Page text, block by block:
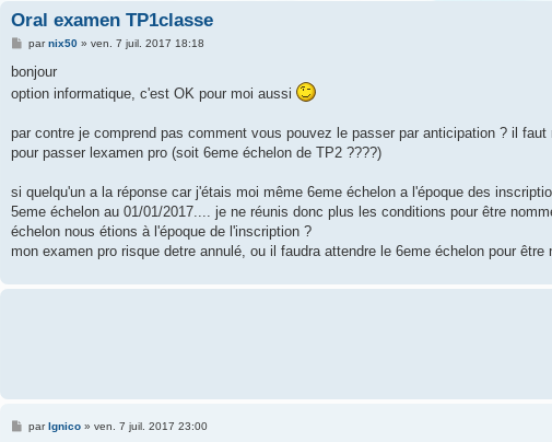
Oral examen TP1classe
M
s
a
parnix50» ven. 7 juil. 2017 18:18
bonjour
option informatique, c'est OK pour moi aussi
par contre je comprend pas comment vous pouvez le passer par anticipation ? il
pour passer lexamen pro (soit 6eme échelon de TP2 ????)
si quelqu'un a la réponse car j'étais moi même 6eme échelon a l'époque des
5eme échelon au 01/01/2017.... je ne réunis donc plus les conditions pour être
échelon nous étions à l'époque de l'inscription ?
mon examen pro risque detre annulé, ou il faudra attendre le 6eme échelon pour être
Mparlgnico» ven. 7 juil. 2017 23:00